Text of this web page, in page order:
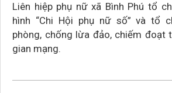
Liên hiệp phụ nữ xã Bình Phú tổ
hình “Chi Hội phụ nữ số” và tổ
phòng, chống lừa đảo, chiếm đoạt
gian mạng.